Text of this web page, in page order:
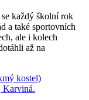
každý školní rok
a také sportovních
ale i kolech
až na